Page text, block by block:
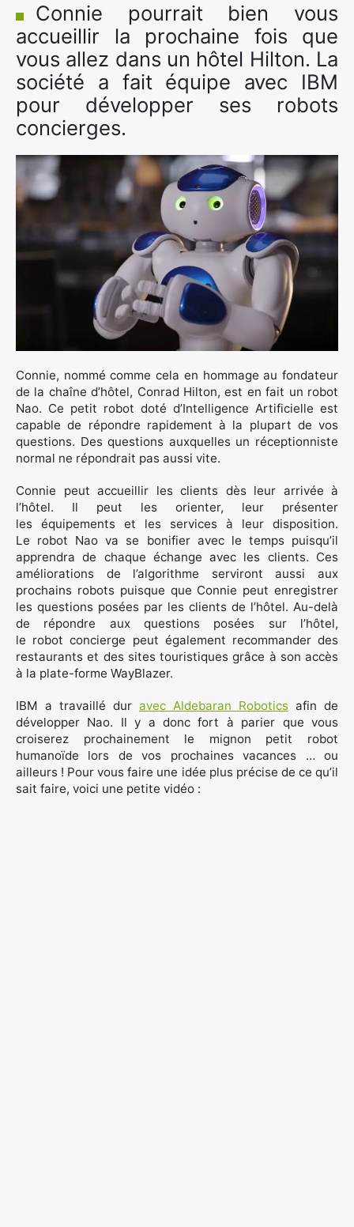
Connie pourrait bien vous
accueillir la prochaine fois que
vous allez dans un hôtel Hilton. La
société a fait équipe avec IBM
pour développer ses robots
concierges.
Connie, nommé comme cela en hommage au fondateur
de la chaîne d’hôtel, Conrad Hilton, est en fait un robot
Nao. Ce petit robot doté d’Intelligence Artificielle est
capable de répondre rapidement à la plupart de vos
questions. Des questions auxquelles un réceptionniste
normal ne répondrait pas aussi vite.
Connie peut accueillir les clients dès leur arrivée à
l’hôtel. Il peut les orienter, leur présenter
les équipements et les services à leur disposition.
Le robot Nao va se bonifier avec le temps puisqu’il
apprendra de chaque échange avec les clients. Ces
améliorations de l’algorithme serviront aussi aux
prochains robots puisque que Connie peut enregistrer
les questions posées par les clients de l’hôtel. Au-delà
de répondre aux questions posées sur l’hôtel,
le robot concierge peut également recommander des
restaurants et des sites touristiques grâce à son accès
à la plate-forme WayBlazer.
IBM a travaillé dur avec Aldebaran Robotics afin de
développer Nao. Il y a donc fort à parier que vous
croiserez prochainement le mignon petit robot
humanoïde lors de vos prochaines vacances … ou
ailleurs ! Pour vous faire une idée plus précise de ce qu’il
sait faire, voici une petite vidéo :